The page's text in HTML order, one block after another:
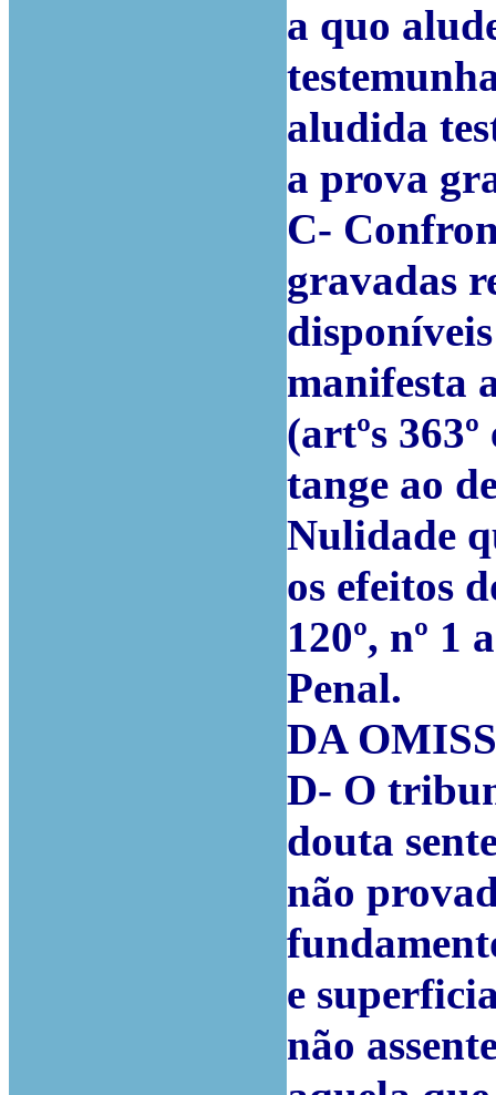
a quo
aludida
a prova
C-
gravadas
manifesta
(artºs
tange ao
Nulidade
os efeitos
120º, nº 1
Penal.
DA
D- O
douta
não
e
não